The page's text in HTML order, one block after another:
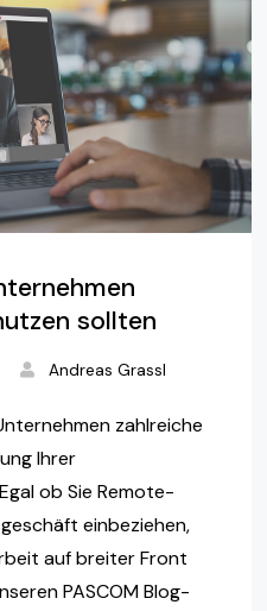
sollten
Andreas Grassl
zahlreiche
Ihrer
ob Sie Remote-
einbeziehen,
auf breiter Front
PASCOM Blog-